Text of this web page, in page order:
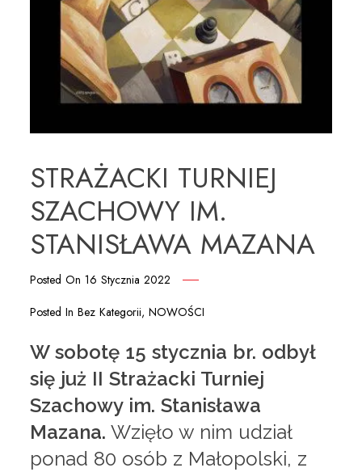
STRAŻACKI TURNIEJ
SZACHOWY IM.
STANISŁAWA MAZANA
Posted On16 Stycznia 2022
Posted InBez Kategorii,NOWOŚCI
W sobotę 15 stycznia br. odbył
się już II Strażacki Turniej
Szachowy im. Stanisława
Mazana. Wzięło w nim udział
ponad 80 osób z Małopolski, z